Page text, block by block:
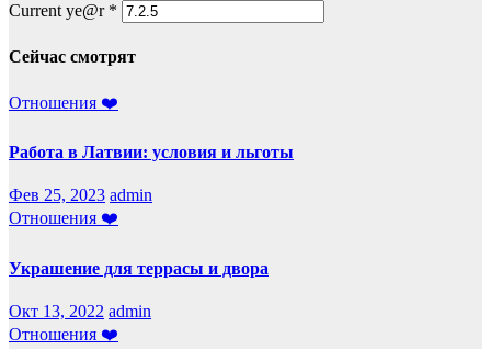
Current ye@r *
Сейчас смотрят
Отношения ❤️
Работа в Латвии: условия и льготы
Фев 25, 2023 admin
Отношения ❤️
Украшение для террасы и двора
Окт 13, 2022 admin
Отношения ❤️